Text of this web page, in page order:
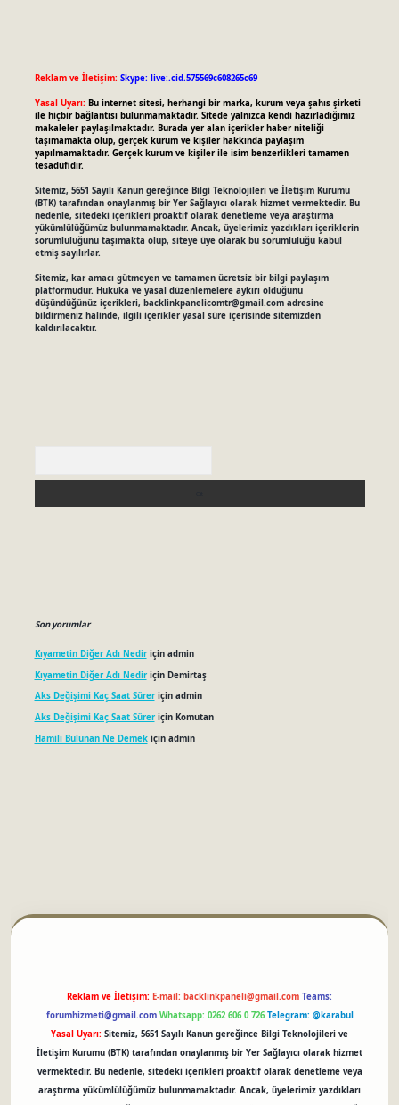
Reklam ve İletişim: Skype: live:.cid.575569c608265c69
Yasal Uyarı: Bu internet sitesi, herhangi bir marka, kurum veya şahıs şirketi
ile hiçbir bağlantısı bulunmamaktadır. Sitede yalnızca kendi hazırladığımız
makaleler paylaşılmaktadır. Burada yer alan içerikler haber niteliği
taşımamakta olup, gerçek kurum ve kişiler hakkında paylaşım
yapılmamaktadır. Gerçek kurum ve kişiler ile isim benzerlikleri tamamen
tesadüfidir.
Sitemiz, 5651 Sayılı Kanun gereğince Bilgi Teknolojileri ve İletişim Kurumu
(BTK) tarafından onaylanmış bir Yer Sağlayıcı olarak hizmet vermektedir. Bu
nedenle, sitedeki içerikleri proaktif olarak denetleme veya araştırma
yükümlülüğümüz bulunmamaktadır. Ancak, üyelerimiz yazdıkları içeriklerin
sorumluluğunu taşımakta olup, siteye üye olarak bu sorumluluğu kabul
etmiş sayılırlar.
Sitemiz, kar amacı gütmeyen ve tamamen ücretsiz bir bilgi paylaşım
platformudur. Hukuka ve yasal düzenlemelere aykırı olduğunu
düşündüğünüz içerikleri, backlinkpanelicomtr@gmail.comadresine
bildirmeniz halinde, ilgili içerikler yasal süre içerisinde sitemizden
kaldırılacaktır.
Son yorumlar
Kıyametin Diğer Adı Nediriçin admin
Kıyametin Diğer Adı Nediriçin Demirtaş
Aks Değişimi Kaç Saat Süreriçin admin
Aks Değişimi Kaç Saat Süreriçin Komutan
Hamili Bulunan Ne Demekiçin admin
Reklam ve İletişim: E-mail: backlinkpaneli@gmail.com Teams:
forumhizmeti@gmail.com Whatsapp: 0262 606 0 726 Telegram: @karabul
Yasal Uyarı: Sitemiz, 5651 Sayılı Kanun gereğince Bilgi Teknolojileri ve
İletişim Kurumu (BTK) tarafından onaylanmış bir Yer Sağlayıcı olarak hizmet
vermektedir. Bu nedenle, sitedeki içerikleri proaktif olarak denetleme veya
araştırma yükümlülüğümüz bulunmamaktadır. Ancak, üyelerimiz yazdıkları